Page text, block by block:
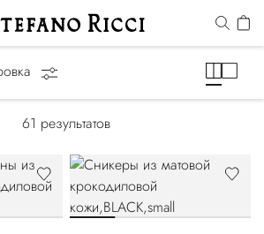
61 результатов